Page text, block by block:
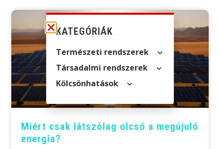
Miért csak látszólag olcsó a megújuló
energia?
KATEGÓRIÁK
Természeti rendszerek
Társadalmi rendszerek
Kölcsön­hatások